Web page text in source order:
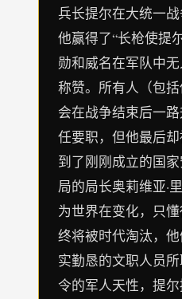
兵长提尔在大统一
他赢得了“长枪使提
勋和威名在军队中
称赞。所有人（包
会在战争结束后一
任要职，但他最后
到了刚刚成立的国
局的局长奥莉维亚·
为世界在变化，只
终将被时代淘汰，
实勤恳的文职人员
令的军人天性，提尔